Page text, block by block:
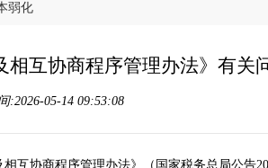
弱化
互协商程序管理办法》有关
05-14 09:53:08
协商程序管理办法》（国家税务总局公告